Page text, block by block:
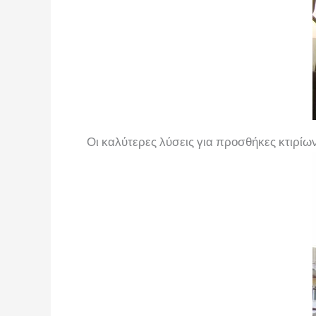
Οι καλύτερες λύσεις για προσθήκες